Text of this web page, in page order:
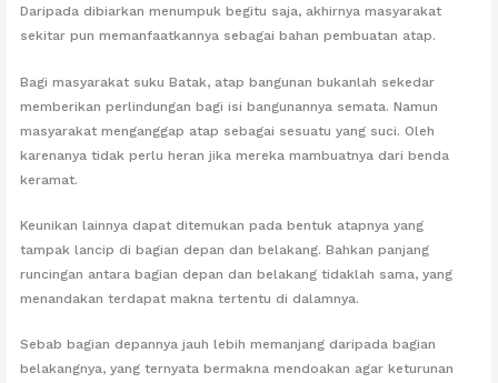
Daripada dibiarkan menumpuk begitu saja, akhirnya masyarakat
sekitar pun memanfaatkannya sebagai bahan pembuatan atap.
Bagi masyarakat suku Batak, atap bangunan bukanlah sekedar
memberikan perlindungan bagi isi bangunannya semata. Namun
masyarakat menganggap atap sebagai sesuatu yang suci. Oleh
karenanya tidak perlu heran jika mereka mambuatnya dari benda
keramat.
Keunikan lainnya dapat ditemukan pada bentuk atapnya yang
tampak lancip di bagian depan dan belakang. Bahkan panjang
runcingan antara bagian depan dan belakang tidaklah sama, yang
menandakan terdapat makna tertentu di dalamnya.
Sebab bagian depannya jauh lebih memanjang daripada bagian
belakangnya, yang ternyata bermakna mendoakan agar keturunan